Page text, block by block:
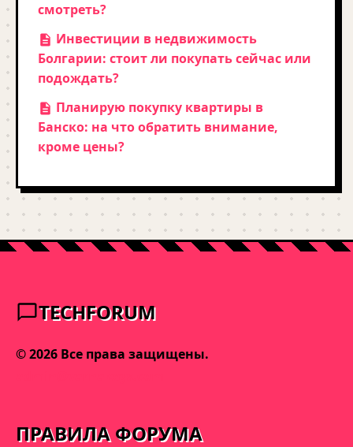
смотреть?
Инвестиции в недвижимость
Болгарии: стоит ли покупать сейчас или
подождать?
Планирую покупку квартиры в
Банско: на что обратить внимание,
кроме цены?
TECHFORUM
© 2026 Все права защищены.
ПРАВИЛА ФОРУМА